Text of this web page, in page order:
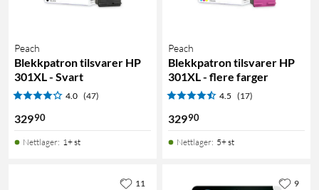
Peach
Blekkpatron tilsvarer HP
301XL - Svart
4.0 (47)
32990
Nettlager: 1+ st
Peach
Blekkpatron tilsvarer HP
301XL - flere farger
4.5 (17)
32990
Nettlager: 5+ st
11 9